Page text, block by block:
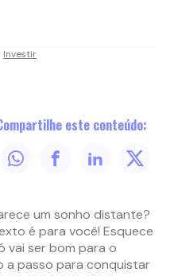
Investir
este conteúdo:
um sonho distante?
é para você! Esquece
vai ser bom para o
a passo para conquistar